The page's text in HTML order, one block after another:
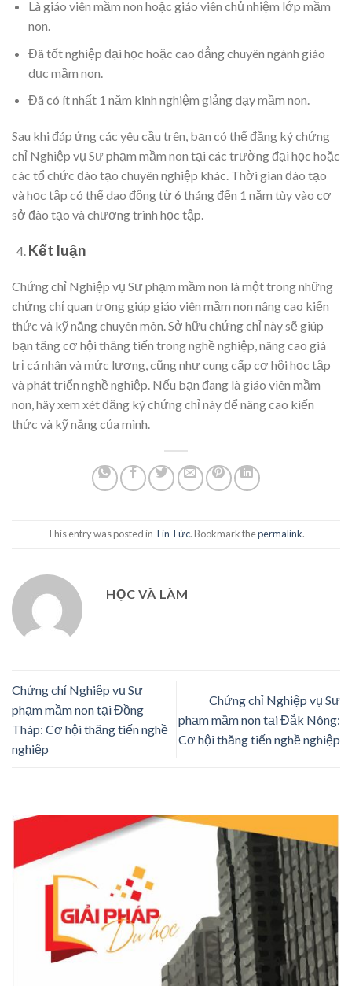
Là giáo viên mầm non hoặc giáo viên chủ nhiệm lớp mầm
non.
Đã tốt nghiệp đại học hoặc cao đẳng chuyên ngành giáo
dục mầm non.
Đã có ít nhất 1 năm kinh nghiệm giảng dạy mầm non.
Sau khi đáp ứng các yêu cầu trên, bạn có thể đăng ký chứng
chỉ Nghiệp vụ Sư phạm mầm non tại các trường đại học hoặc
các tổ chức đào tạo chuyên nghiệp khác. Thời gian đào tạo
và học tập có thể dao động từ 6 tháng đến 1 năm tùy vào cơ
sở đào tạo và chương trình học tập.
Kết luận
Chứng chỉ Nghiệp vụ Sư phạm mầm non là một trong những
chứng chỉ quan trọng giúp giáo viên mầm non nâng cao kiến
thức và kỹ năng chuyên môn. Sở hữu chứng chỉ này sẽ giúp
bạn tăng cơ hội thăng tiến trong nghề nghiệp, nâng cao giá
trị cá nhân và mức lương, cũng như cung cấp cơ hội học tập
và phát triển nghề nghiệp. Nếu bạn đang là giáo viên mầm
non, hãy xem xét đăng ký chứng chỉ này để nâng cao kiến
thức và kỹ năng của mình.
This entry was posted in Tin Tức. Bookmark thepermalink.
HỌC VÀ LÀM
Chứng chỉ Nghiệp vụ Sư
phạm mầm non tại Đồng
Tháp: Cơ hội thăng tiến nghề
nghiệp
Chứng chỉ Nghiệp vụ Sư
phạm mầm non tại Đắk Nông:
Cơ hội thăng tiến nghề nghiệp